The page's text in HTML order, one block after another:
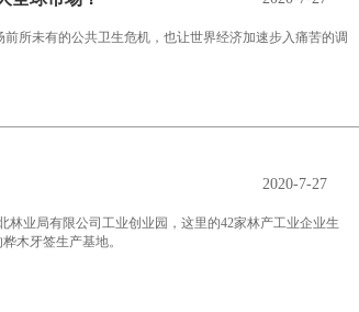
所未有的公共卫生危机，也让世界经济加速步入痛苦的调
2020-7-27
林业局有限公司工业创业园，这里的42家林产工业企业生
木牙签生产基地。